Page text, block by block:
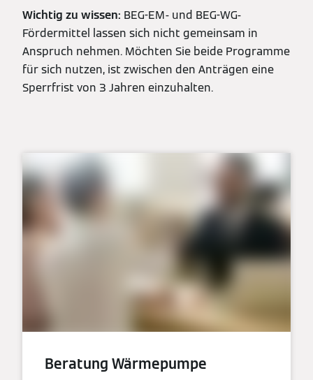
Wichtig zu wissen: BEG-EM- und BEG-WG-
Fördermittel lassen sich nicht gemeinsam in
Anspruch nehmen. Möchten Sie beide Programme
für sich nutzen, ist zwischen den Anträgen eine
Sperrfrist von 3 Jahren einzuhalten.
Beratung Wärmepumpe